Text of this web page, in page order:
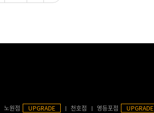
노원점 UPGRADE 천호점 영등포점 UPGRADE